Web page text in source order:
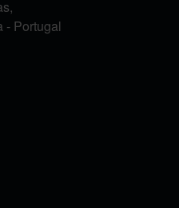
- Portugal